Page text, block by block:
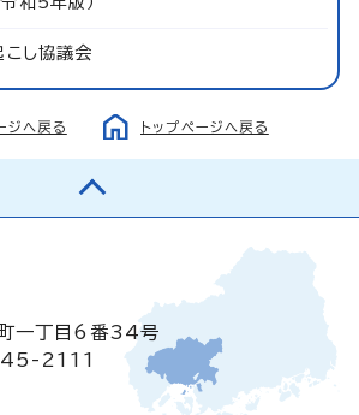
こし協議会
ジへ戻る トップページへ戻る
一丁目6番34号
2111